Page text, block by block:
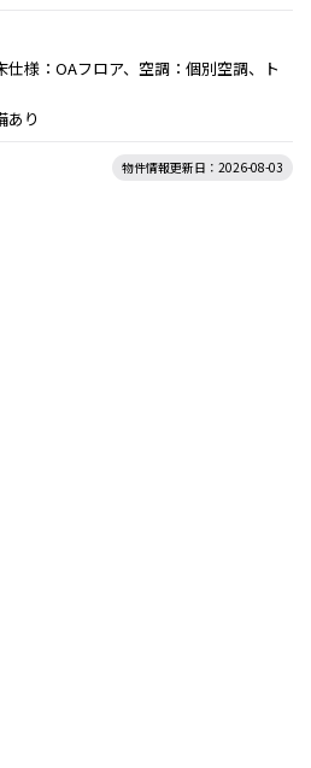
様：OAフロア、空調：個別空調、ト
あり
物件情報更新日：2026-08-03